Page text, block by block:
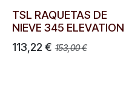
TSL RAQUETAS DE
NIEVE 345 ELEVATION
113,22 € 153,00€